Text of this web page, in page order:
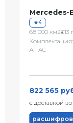
Mercedes-
4
68 000 км2013
Комплектация:
AT AC
822 565
с доставкой